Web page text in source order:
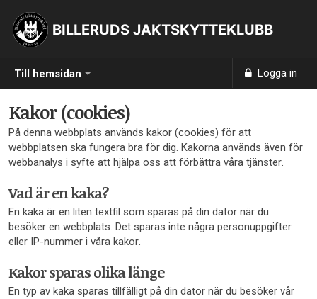
Till hemsidan Logga in
BILLERUDS JAKTSKYTTEKLUBB
Kakor (cookies)
På denna webbplats används kakor (cookies) för att
webbplatsen ska fungera bra för dig. Kakorna används även för
webbanalys i syfte att hjälpa oss att förbättra våra tjänster.
Vad är en kaka?
En kaka är en liten textfil som sparas på din dator när du
besöker en webbplats. Det sparas inte några personuppgifter
eller IP-nummer i våra kakor.
Kakor sparas olika länge
En typ av kaka sparas tillfälligt på din dator när du besöker vår